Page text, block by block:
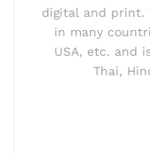
digital and print.
in many
USA, etc. and
Thai,